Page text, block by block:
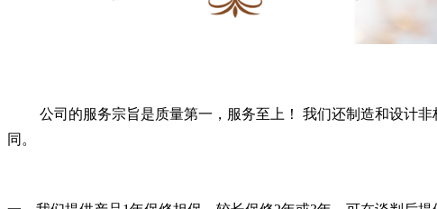
公司的服务宗旨是质量第一，服务至上！ 我们还制造和设计非
同。